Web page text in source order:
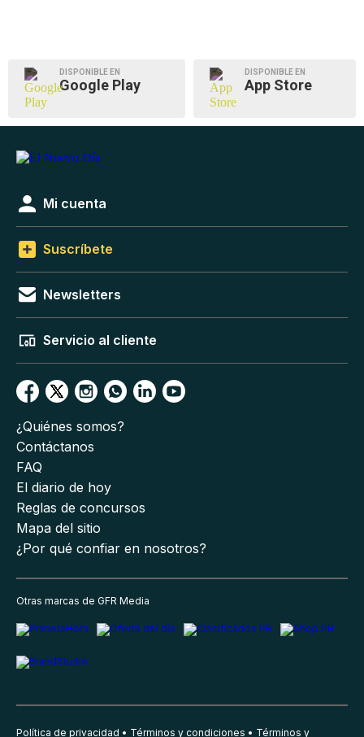
DISPONIBLE EN
Google Play
DISPONIBLE EN
App Store
Mi cuenta
Suscríbete
Newsletters
Servicio al cliente
¿Quiénes somos?
Contáctanos
FAQ
El diario de hoy
Reglas de concursos
Mapa del sitio
¿Por qué confiar en nosotros?
Otras marcas de GFR Media
Política de privacidad Términos y condiciones Términos y